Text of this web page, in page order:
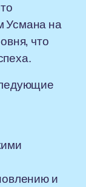
Усмана на
что
и